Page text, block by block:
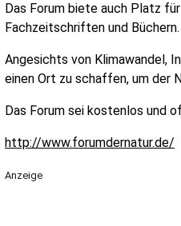
Das Forum biete auch Platz
Fachzeitschriften und Büchern.
Angesichts von Klimawandel,
einen Ort zu schaffen, um der
Das Forum sei kostenlos und
http://www.forumdernatur.de/
Anzeige